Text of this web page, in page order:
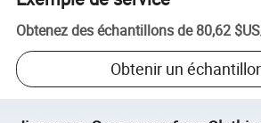
Obtenez des échantillons de 80,62 $US
Obtenir un